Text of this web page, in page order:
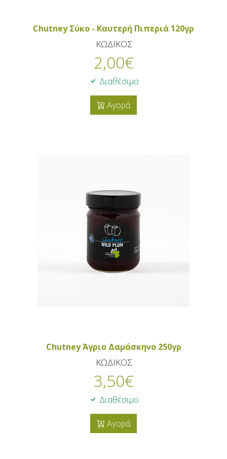
Chutney Σύκο - Καυτερή Πιπεριά 120γρ
ΚΩΔΙΚΟΣ
2,00€
Διαθέσιμο
Αγορά
Chutney Άγριο Δαμάσκηνο 250γρ
ΚΩΔΙΚΟΣ
3,50€
Διαθέσιμο
Αγορά